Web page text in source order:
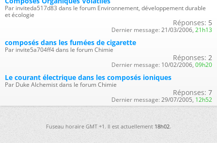
Par inviteda517d83 dans le forum Environnement, développement durable
et écologie
Réponses: 5
Dernier message: 21/03/2006, 21h13
composés dans les fumées de cigarette
Par invite5a704ff4 dans le forum Chimie
Réponses: 2
Dernier message: 10/02/2006, 09h20
Le courant électrique dans les composés ioniques
Par Duke Alchemist dans le forum Chimie
Réponses: 7
Dernier message: 29/07/2005, 12h52
Fuseau horaire GMT +1. Il est actuellement18h02.